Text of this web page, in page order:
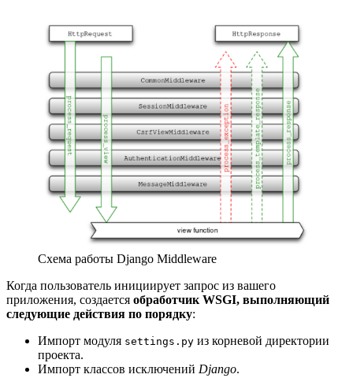
Схема работы Django Middleware
Когда пользователь инициирует запрос из вашего
приложения, создается обработчик WSGI, выполняющий
следующие действия по порядку:
Импорт модуля settings.py из корневой директории
проекта.
Импорт классов исключений Django.